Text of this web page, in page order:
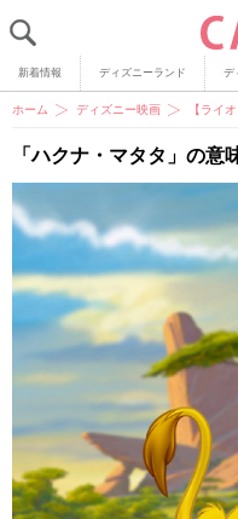
新着情報 ディズニーランド デ
ホーム ディズニー映画 【ライ
「ハクナ・マタタ」の意